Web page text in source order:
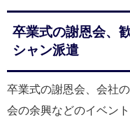
卒業式の謝恩会、
シャン派遣
卒業式の謝恩会、会社
会の余興などのイベン